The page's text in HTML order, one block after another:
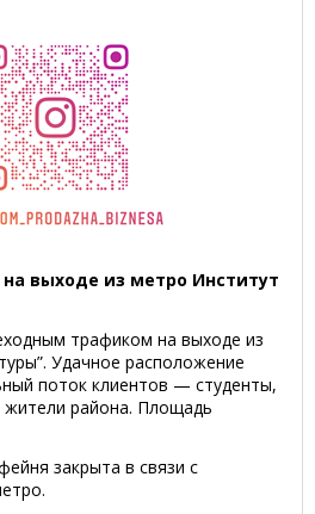
выходе из метро Институт
трафиком на выходе из
Удачное расположение
поток клиентов — студенты,
жители района. Площадь
закрыта в связи с